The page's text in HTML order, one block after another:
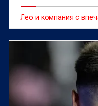
Лео и компания с